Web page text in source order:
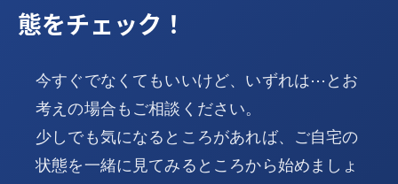
態をチェック！
今すぐでなくてもいいけど、いずれは⋯とお
考えの場合もご相談ください。
少しでも気になるところがあれば、ご自宅の
状態を一緒に見てみるところから始めましょ